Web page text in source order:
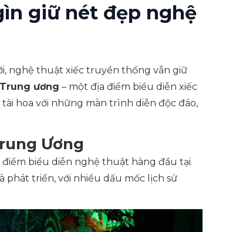
giữ nét đẹp nghệ
nghệ thuật xiếc truyền thống vẫn giữ
ương – một địa điểm biểu diễn xiếc
hoa với những màn trình diễn độc đáo,
Ương
biểu diễn nghệ thuật hàng đầu tại
phát triển, với nhiều dấu mốc lịch sử